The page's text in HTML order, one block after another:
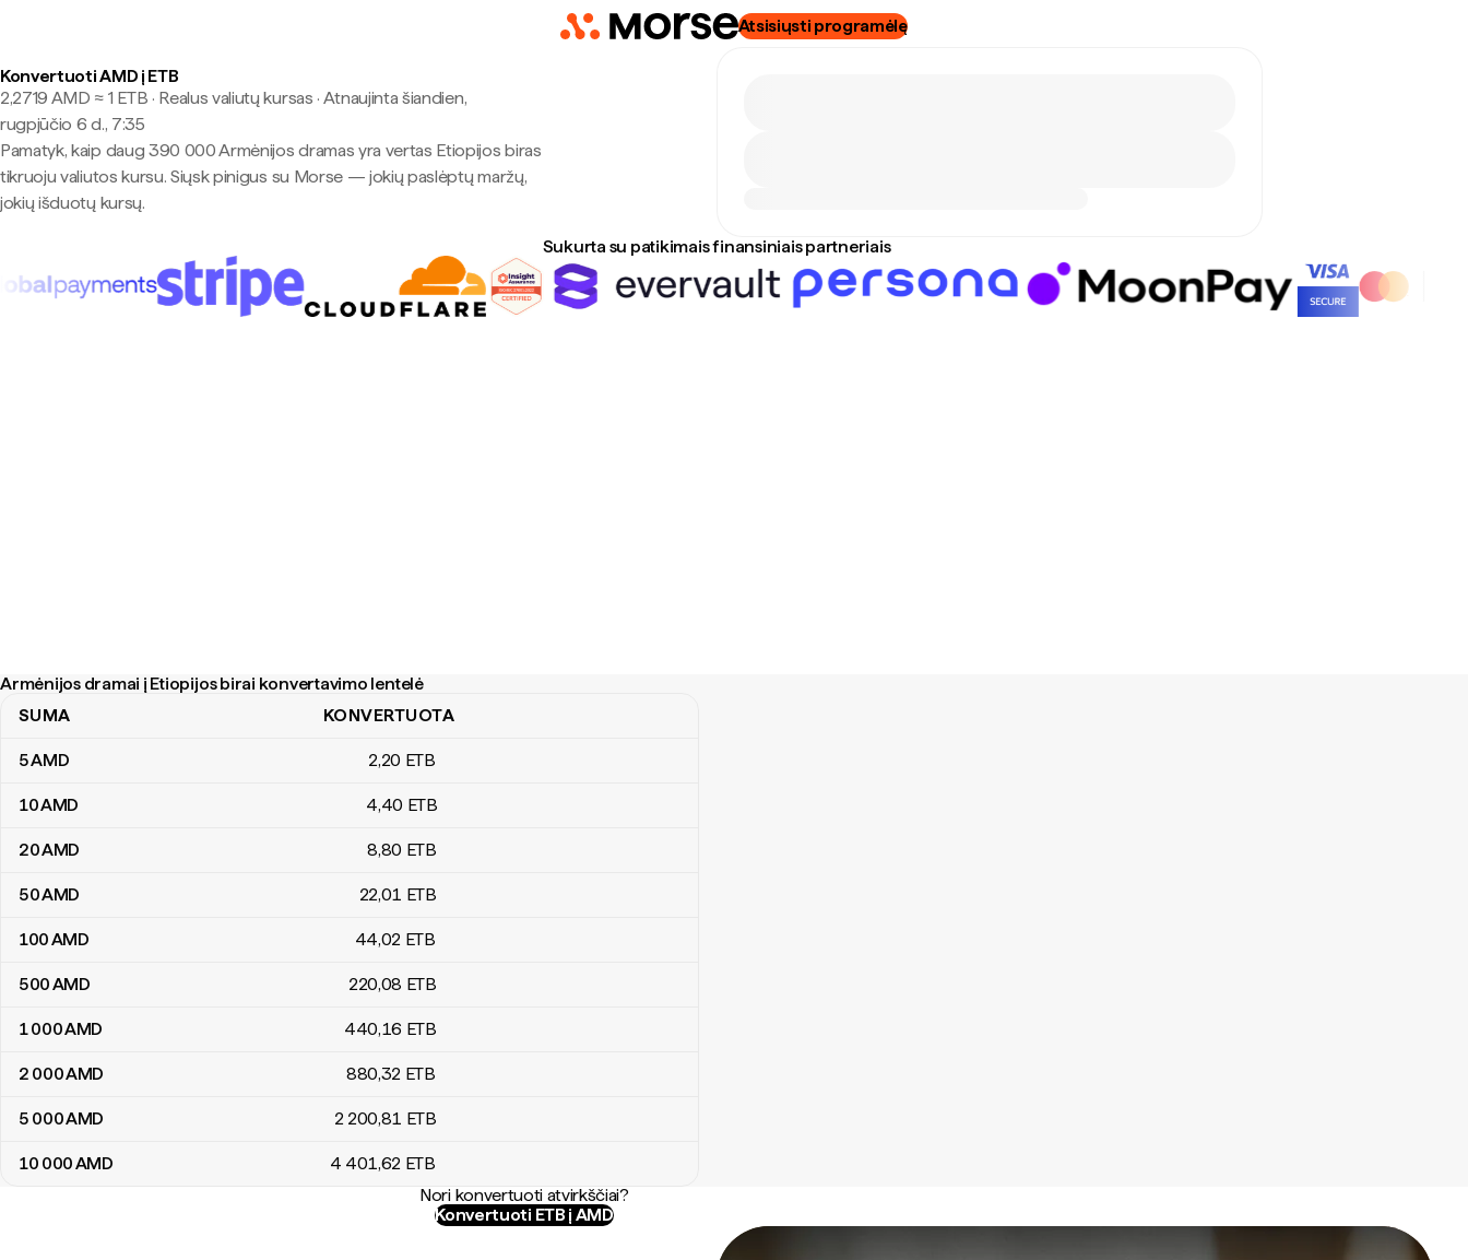
Atsisiųsti programėlę
Konvertuoti AMD į ETB
2,2719 AMD ≈ 1 ETB · Realus valiutų kursas · Atnaujinta šiandien,
rugpjūčio 6 d., 7:35
Pamatyk, kaip daug 390 000 Armėnijos dramas yra vertas Etiopijos biras
tikruoju valiutos kursu. Siųsk pinigus su Morse — jokių paslėptų maržų,
jokių išduotų kursų.
Sukurta su patikimais finansiniais partneriais
Armėnijos dramai į Etiopijos birai konvertavimo lentelė
Armėnijos dramai į Etiopijos birai konvertavimo lentelė
SUMA KONVERTUOTA
5AMD 2,20 ETB
10AMD 4,40 ETB
20AMD 8,80 ETB
50AMD 22,01 ETB
100AMD 44,02 ETB
500AMD 220,08 ETB
1 000AMD 440,16 ETB
2 000AMD 880,32 ETB
5 000AMD 2 200,81 ETB
10 000AMD 4 401,62 ETB
Nori konvertuoti atvirkščiai?
Konvertuoti ETB į AMD